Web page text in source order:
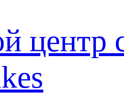
центр